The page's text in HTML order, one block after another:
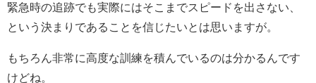
緊急時の追跡でも実際にはそこまでスピードを出さない、
という決まりであることを信じたいとは思いますが。
もちろん非常に高度な訓練を積んでいるのは分かるんです
けどね。